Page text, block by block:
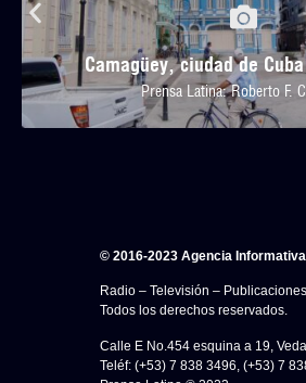
Camagüey, ciudad de
Prensa Latina: Roberto F.
© 2016-2023 Agencia
Radio – Televisión –
Todos los derechos reservados.
Calle E No.454 esquina a 19,
Teléf: (+53) 7 838 3496, (+53) 7